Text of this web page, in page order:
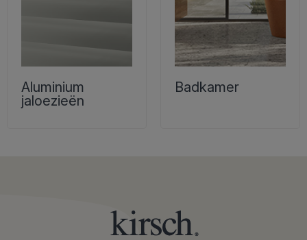
Aluminium
jaloezieën
Badkamer